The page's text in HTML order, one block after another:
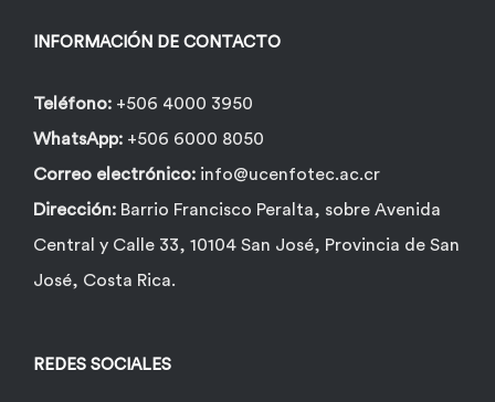
de
producto
INFORMACIÓN DE CONTACTO
Teléfono: +506 4000 3950
WhatsApp: +506 6000 8050
Correo electrónico: info@ucenfotec.ac.cr
Dirección: Barrio Francisco Peralta, sobre Avenida
Central y Calle 33, 10104 San José, Provincia de San
José, Costa Rica.
REDES SOCIALES